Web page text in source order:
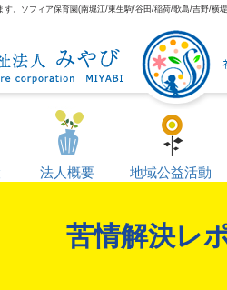
。ソフィア保育園(南堀江/東生駒/谷田/稲荷/歌島/吉野/横
法人概要 地域公益活動
苦情解決レ